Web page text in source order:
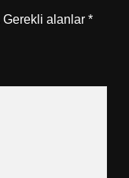
Gerekli alanlar *